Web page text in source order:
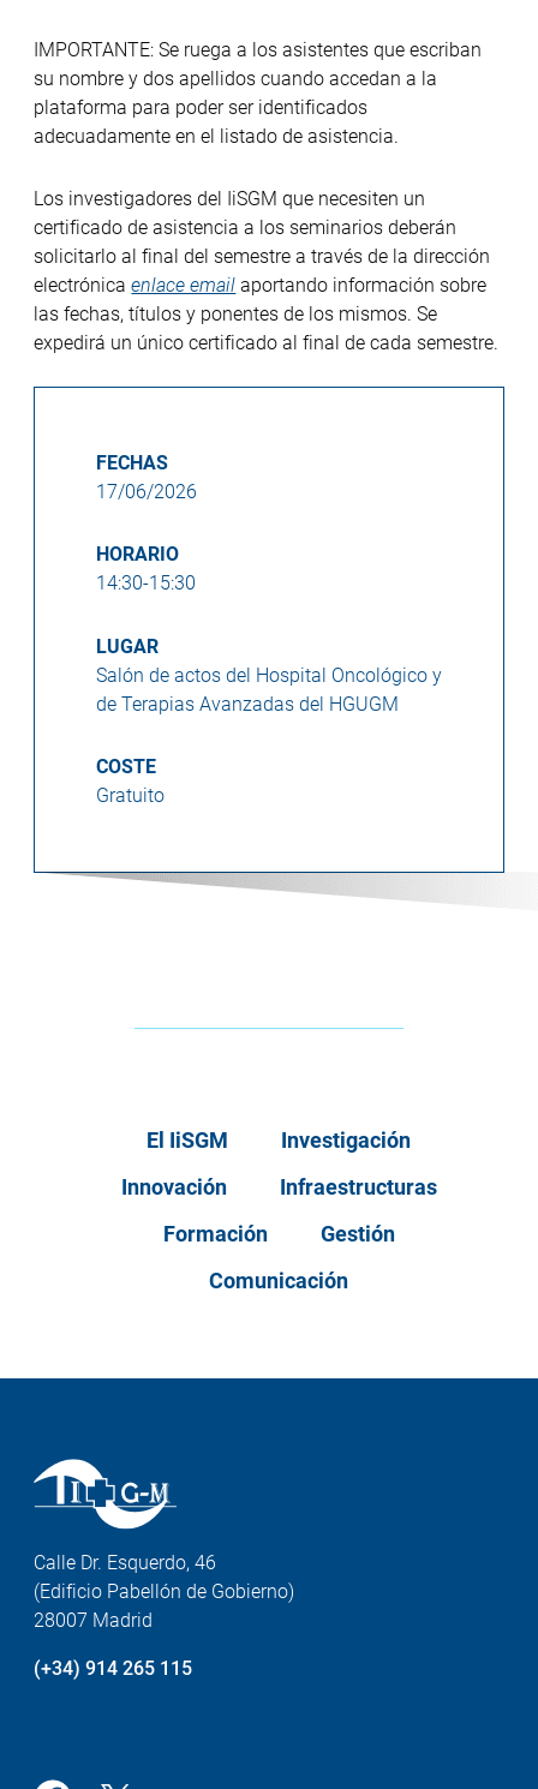
IMPORTANTE: Se ruega a los asistentes que escriban
su nombre y dos apellidos cuando accedan a la
plataforma para poder ser identificados
adecuadamente en el listado de asistencia.
Los investigadores del IiSGM que necesiten un
certificado de asistencia a los seminarios deberán
solicitarlo al final del semestre a través de la dirección
electrónicaenlace email aportando información sobre
las fechas, títulos y ponentes de los mismos. Se
expedirá un único certificado al final de cada semestre.
FECHAS
17/06/2026
HORARIO
14:30-15:30
LUGAR
Salón de actos del Hospital Oncológico y
de Terapias Avanzadas del HGUGM
COSTE
Gratuito
El IiSGM
Investigación
Innovación
Infraestructuras
Formación
Gestión
Comunicación
Calle Dr. Esquerdo, 46
(Edificio Pabellón de Gobierno)
28007 Madrid
(+34) 914 265 115